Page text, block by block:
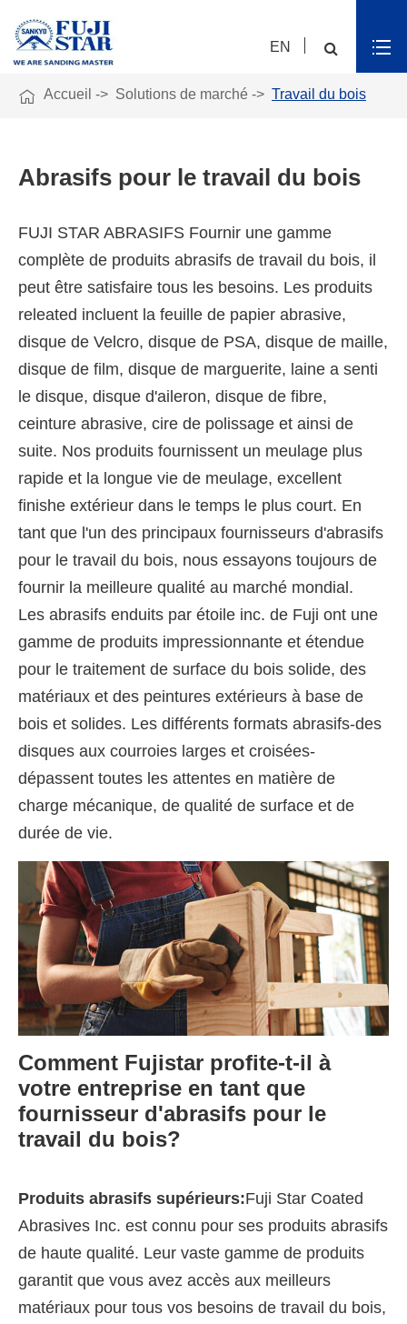
EN
 Accueil Solutions de marché Travail du bois
Abrasifs pour le travail du bois
FUJI STAR ABRASIFS Fournir une gamme
complète de produits abrasifs de travail du bois, il
peut être satisfaire tous les besoins. Les produits
releated incluent la feuille de papier abrasive,
disque de Velcro, disque de PSA, disque de maille,
disque de film, disque de marguerite, laine a senti
le disque, disque d'aileron, disque de fibre,
ceinture abrasive, cire de polissage et ainsi de
suite. Nos produits fournissent un meulage plus
rapide et la longue vie de meulage, excellent
finishe extérieur dans le temps le plus court. En
tant que l'un des principaux fournisseurs d'abrasifs
pour le travail du bois, nous essayons toujours de
fournir la meilleure qualité au marché mondial.
Les abrasifs enduits par étoile inc. de Fuji ont une
gamme de produits impressionnante et étendue
pour le traitement de surface du bois solide, des
matériaux et des peintures extérieurs à base de
bois et solides. Les différents formats abrasifs-des
disques aux courroies larges et croisées-
dépassent toutes les attentes en matière de
charge mécanique, de qualité de surface et de
durée de vie.
Comment Fujistar profite-t-il à
votre entreprise en tant que
fournisseur d'abrasifs pour le
travail du bois?
Produits abrasifs supérieurs:Fuji Star Coated
Abrasives Inc. est connu pour ses produits abrasifs
de haute qualité. Leur vaste gamme de produits
garantit que vous avez accès aux meilleurs
matériaux pour tous vos besoins de travail du bois,